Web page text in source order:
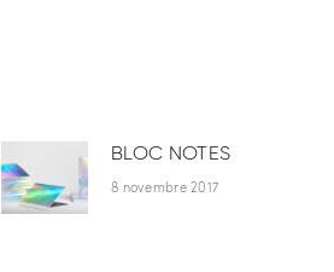
Previous
post:
BLOC NOTES
8 novembre 2017